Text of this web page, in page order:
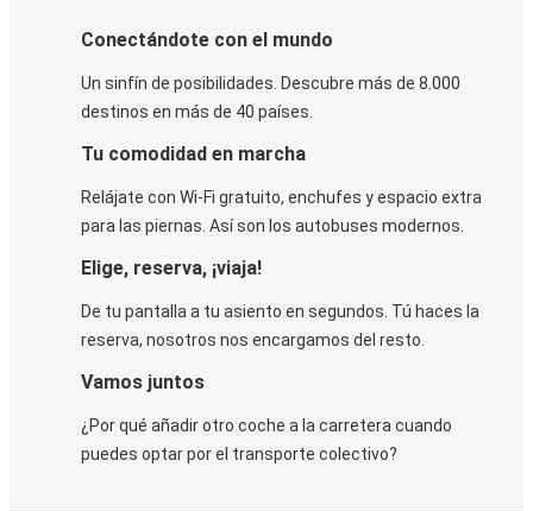
Conectándote con el mundo
Un sinfín de posibilidades. Descubre más de 8.000
destinos en más de 40 países.
Tu comodidad en marcha
Relájate con Wi-Fi gratuito, enchufes y espacio extra
para las piernas. Así son los autobuses modernos.
Elige, reserva, ¡viaja!
De tu pantalla a tu asiento en segundos. Tú haces la
reserva, nosotros nos encargamos del resto.
Vamos juntos
¿Por qué añadir otro coche a la carretera cuando
puedes optar por el transporte colectivo?